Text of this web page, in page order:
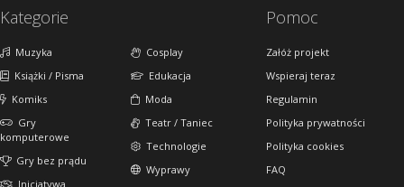
Kategorie
Muzyka
Książki / Pisma
Komiks
Gry
komputerowe
Gry bez prądu
Inicjatywa
Cosplay
Edukacja
Moda
Teatr / Taniec
Technologie
Wyprawy
Pomoc
Załóż projekt
Wspieraj teraz
Regulamin
Polityka prywatności
Polityka cookies
FAQ